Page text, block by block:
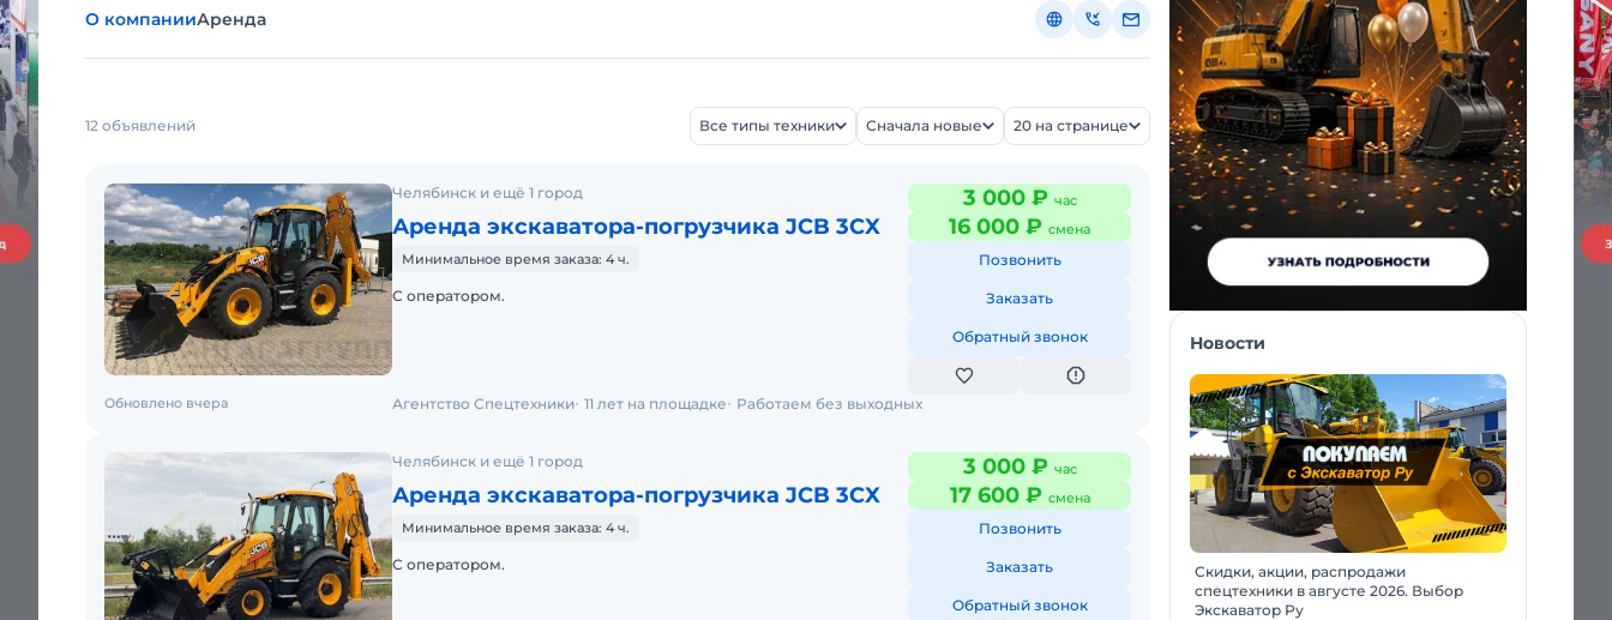
О компанииАренда
12 объявлений Все типы техники Сначала новые 20 на странице
Челябинск и ещё 1 город
Аренда экскаватора-погрузчика JCB 3CX
Минимальное время заказа: 4 ч.
С оператором.
3 000 ₽ час
16 000 ₽ смена
Позвонить
Заказать
Обратный звонок
Обновлено вчера Агентство Спецтехники 11 лет на площадке Работаем без выходных
Челябинск и ещё 1 город
Аренда экскаватора-погрузчика JCB 3CX
Минимальное время заказа: 4 ч.
С оператором.
3 000 ₽ час
17 600 ₽ смена
Позвонить
Заказать
Обратный звонок
Новости
Скидки, акции, распродажи
спецтехники в августе 2026. Выбор
Экскаватор Ру